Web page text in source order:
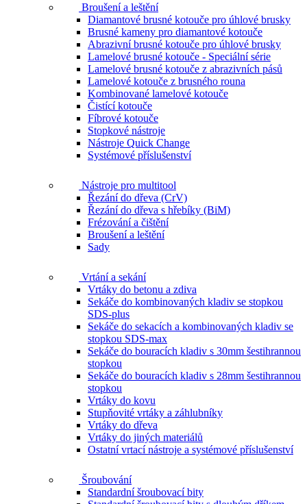
Broušení a leštění
Diamantové brusné kotouče pro úhlové brusky
Brusné kameny pro diamantové kotouče
Abrazivní brusné kotouče pro úhlové brusky
Lamelové brusné kotouče - Speciální série
Lamelové brusné kotouče z abrazivních pásů
Lamelové kotouče z brusného rouna
Kombinované lamelové kotouče
Čistící kotouče
Fíbrové kotouče
Stopkové nástroje
Nástroje Quick Change
Systémové příslušenství
Nástroje pro multitool
Řezání do dřeva (CrV)
Řezání do dřeva s hřebíky (BiM)
Frézování a čištění
Broušení a leštění
Sady
Vrtání a sekání
Vrtáky do betonu a zdiva
Sekáče do kombinovaných kladiv se stopkou
SDS-plus
Sekáče do sekacích a kombinovaných kladiv se
stopkou SDS-max
Sekáče do bouracích kladiv s 30mm šestihrannou
stopkou
Sekáče do bouracích kladiv s 28mm šestihrannou
stopkou
Vrtáky do kovu
Stupňovité vrtáky a záhlubníky
Vrtáky do dřeva
Vrtáky do jiných materiálů
Ostatní vrtací nástroje a systémové příslušenství
Šroubování
Standardní šroubovací bity